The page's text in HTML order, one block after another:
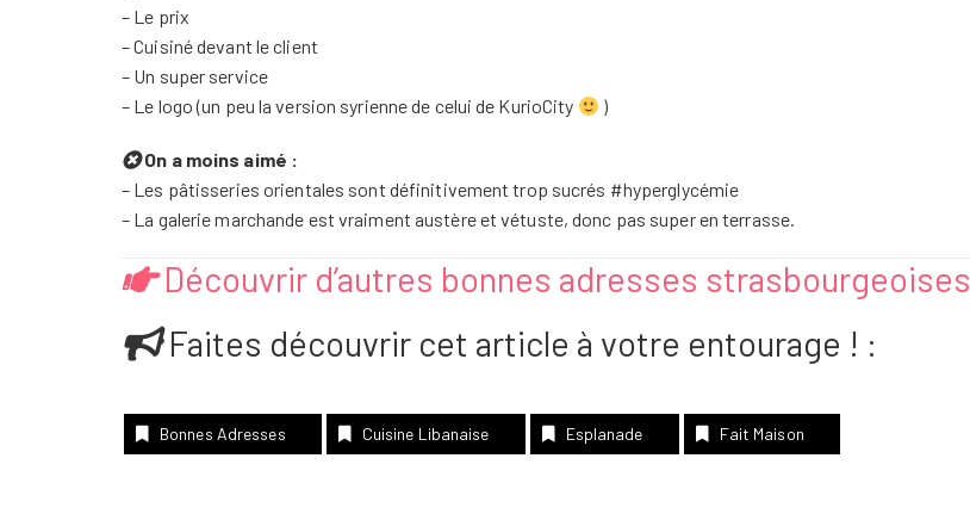
– Le prix
– Cuisiné devant le client
– Un super service
– Le logo (un peu la version syrienne de celui de KurioCity
)
On a moins aimé :
– Les pâtisseries orientales sont définitivement trop sucrés #hyperglycémie
– La galerie marchande est vraiment austère et vétuste, donc pas super en terrasse.
Découvrir d’autres bonnes adresses strasbourgeoises
Faites découvrir cet article à votre entourage ! :
Bonnes Adresses Cuisine Libanaise Esplanade Fait Maison